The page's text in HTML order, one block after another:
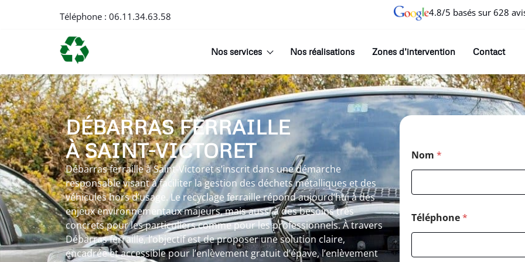
Téléphone : 06.11.34.63.58 4.8/5 basés sur 628
Nos services Nos réalisations Zones d’intervention Contact
DÉBARRAS FERRAILLE
À SAINT-VICTORET
Débarras ferraille à Saint-Victoret s’inscrit dans une démarche
responsable visant à faciliter la gestion des déchets métalliques et des
véhicules hors d’usage. Le recyclage ferraille répond aujourd’hui à des
enjeux environnementaux majeurs, mais aussi à des besoins très
concrets pour les particuliers comme pour les professionnels. À travers
Débarras ferraille, l’objectif est de proposer une solution claire,
encadrée et accessible pour l’enlèvement gratuit d’épave, l’enlèvement
Nom *
Téléphone*